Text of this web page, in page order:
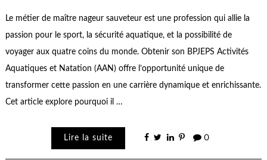
Le métier de maître nageur sauveteur est une profession qui allie la
passion pour le sport, la sécurité aquatique, et la possibilité de
voyager aux quatre coins du monde. Obtenir son BPJEPS Activités
Aquatiques et Natation (AAN) offre l’opportunité unique de
transformer cette passion en une carrière dynamique et enrichissante.
Cet article explore pourquoi il …
Lire la suite 0